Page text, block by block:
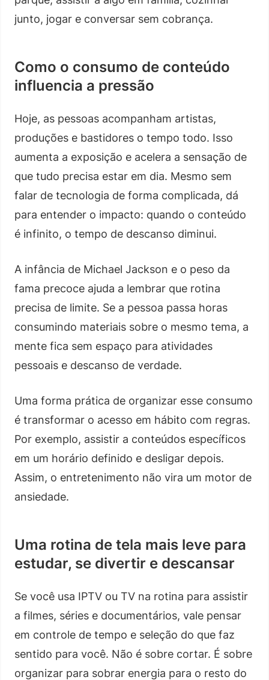
junto, jogar e conversar sem cobrança.
Como o consumo de conteúdo
influencia a pressão
Hoje, as pessoas acompanham artistas,
produções e bastidores o tempo todo. Isso
aumenta a exposição e acelera a sensação de
que tudo precisa estar em dia. Mesmo sem
falar de tecnologia de forma complicada, dá
para entender o impacto: quando o conteúdo
é infinito, o tempo de descanso diminui.
A infância de Michael Jackson e o peso da
fama precoce ajuda a lembrar que rotina
precisa de limite. Se a pessoa passa horas
consumindo materiais sobre o mesmo tema, a
mente fica sem espaço para atividades
pessoais e descanso de verdade.
Uma forma prática de organizar esse consumo
é transformar o acesso em hábito com regras.
Por exemplo, assistir a conteúdos específicos
em um horário definido e desligar depois.
Assim, o entretenimento não vira um motor de
ansiedade.
Uma rotina de tela mais leve para
estudar, se divertir e descansar
Se você usa IPTV ou TV na rotina para assistir
a filmes, séries e documentários, vale pensar
em controle de tempo e seleção do que faz
sentido para você. Não é sobre cortar. É sobre
organizar para sobrar energia para o resto do